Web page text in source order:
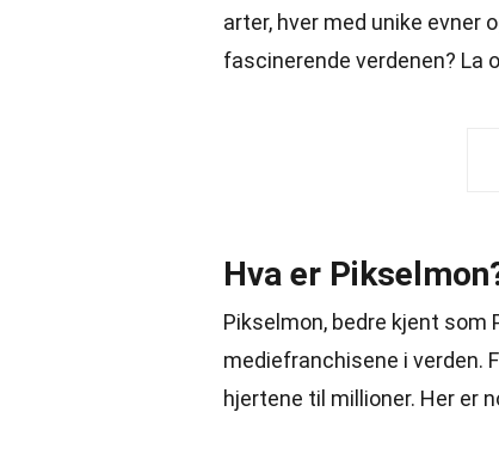
arter, hver med unike evner
fascinerende verdenen? La
Hva er
Pikselmon, bedre kjent som
mediefranchisene i verden.
hjertene til millioner. Her er